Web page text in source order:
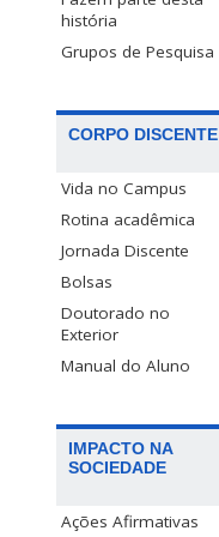
história
Grupos de Pesquisa
CORPO DISCENTE
Vida no Campus
Rotina acadêmica
Jornada Discente
Bolsas
Doutorado no
Exterior
Manual do Aluno
IMPACTO NA
SOCIEDADE
Ações Afirmativas